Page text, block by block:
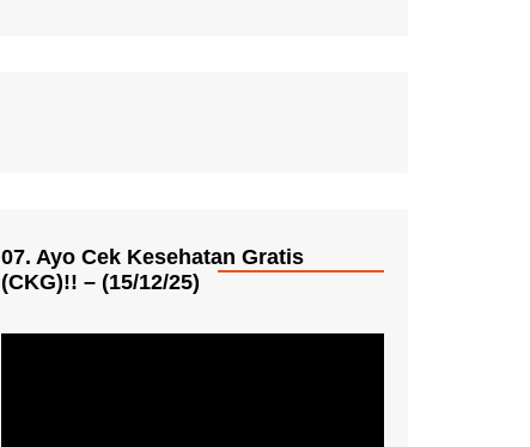
07. Ayo Cek Kesehatan Gratis
(CKG)!! – (15/12/25)